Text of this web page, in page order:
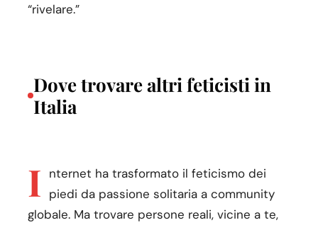
“rivelare.”
Dove trovare altri feticisti in
Italia
I nternet ha trasformato il feticismo dei
piedi da passione solitaria a community
globale. Ma trovare persone reali, vicine a te,